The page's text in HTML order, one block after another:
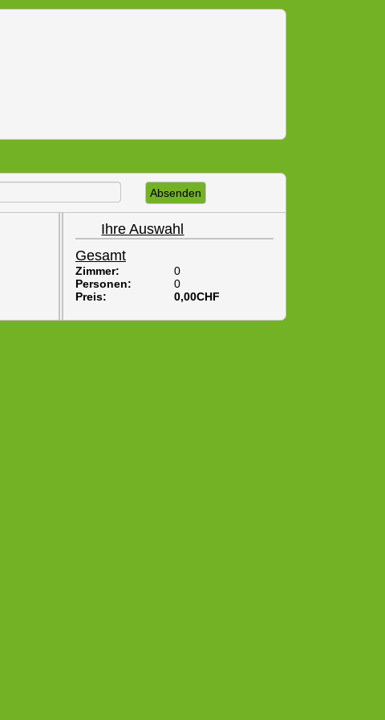
Absenden
Ihre Auswahl
Gesamt
Zimmer:
0
Personen:
0
Preis:
0,00CHF